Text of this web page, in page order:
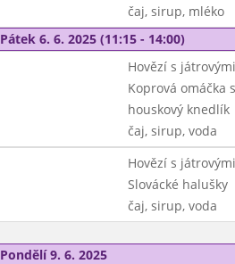
čaj, sirup, mléko
Pátek 6. 6. 2025 (11:15 - 14:00)
Hovězí s
Koprová omáčka
houskový knedlík
čaj, sirup, voda
Hovězí s
Slovácké halušky
čaj, sirup, voda
Pondělí 9. 6. 2025